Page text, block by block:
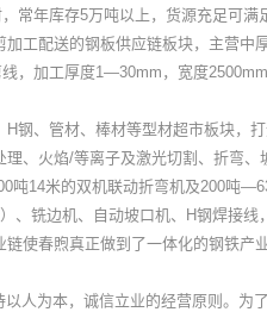
常年库存5万吨以上，货源充足可满
加工配送的钢板供应链板块，主营
，加工厚度1—30mm，宽度
钢、管材、棒材等型材超市板块，
理、火焰/等离子及激光切割、折弯
吨14米的双机联动折弯机及200吨
、铣边机、自动坡口机、H钢焊接线
链使春煦真正做到了一体化的钢铁产
人为本，诚信立业的经营原则。为